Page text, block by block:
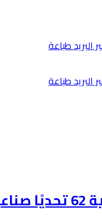
طباعة
طباعة
رصدت